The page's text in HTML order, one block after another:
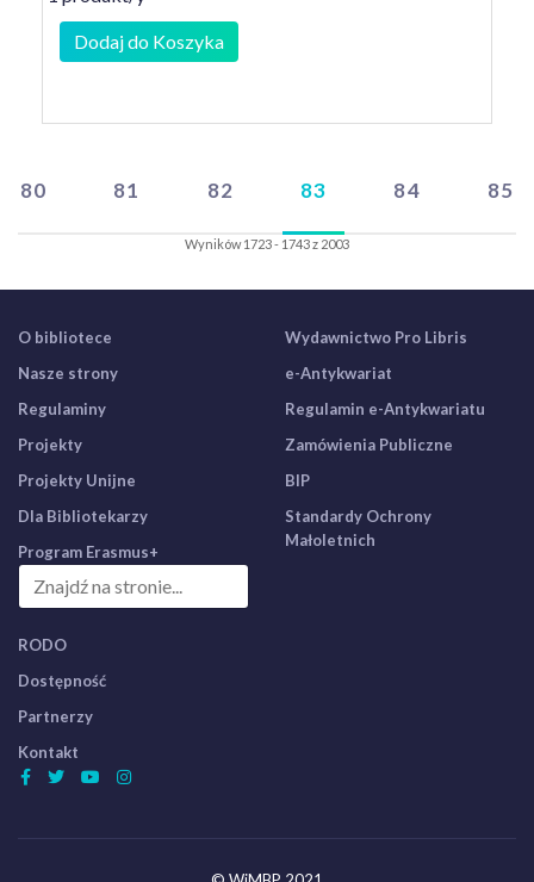
Dodaj do Koszyka
80 81 82 83 84 85
Wyników 1723 - 1743 z 2003
O bibliotece
Nasze strony
Regulaminy
Projekty
Projekty Unijne
Dla Bibliotekarzy
Program Erasmus+
Wydawnictwo Pro Libris
e-Antykwariat
Regulamin e-Antykwariatu
Zamówienia Publiczne
BIP
Standardy Ochrony
Małoletnich
RODO
Dostępność
Partnerzy
Kontakt